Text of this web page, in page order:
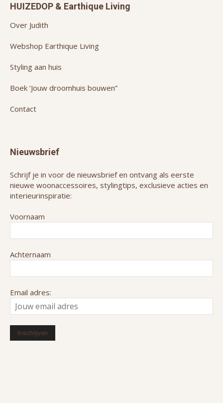
HUIZEDOP & Earthique Living
Over Judith
Webshop Earthique Living
Styling aan huis
Boek ‘Jouw droomhuis bouwen”
Contact
Nieuwsbrief
Schrijf je in voor de nieuwsbrief en ontvang als eerste
nieuwe woonaccessoires, stylingtips, exclusieve acties en
interieurinspiratie:
Voornaam
Achternaam
Email adres: